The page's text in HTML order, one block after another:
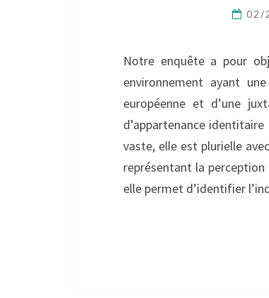
02/
Notre enquête a pour
environnement ayant
européenne et d’une
d’appartenance
vaste, elle est plurielle
représentant la perception
elle permet d’identifier